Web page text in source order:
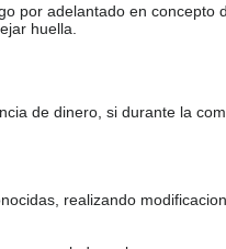
por adelantado en concepto
huella.
de dinero, si durante la
realizando